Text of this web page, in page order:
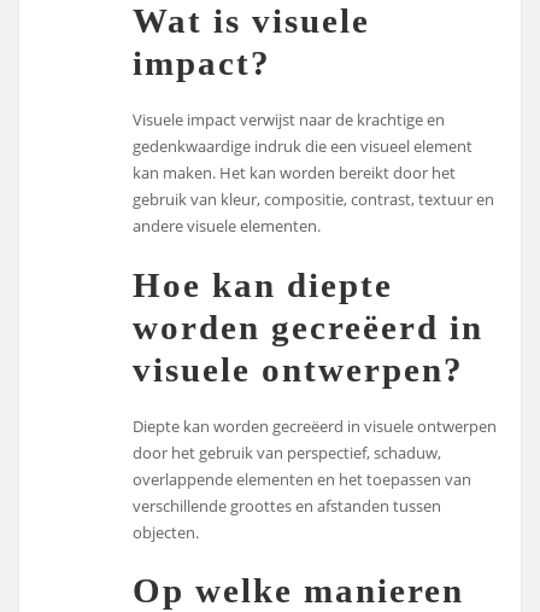
Wat is visuele
impact?
Visuele impact verwijst naar de krachtige en
gedenkwaardige indruk die een visueel element
kan maken. Het kan worden bereikt door het
gebruik van kleur, compositie, contrast, textuur en
andere visuele elementen.
Hoe kan diepte
worden gecreëerd in
visuele ontwerpen?
Diepte kan worden gecreëerd in visuele ontwerpen
door het gebruik van perspectief, schaduw,
overlappende elementen en het toepassen van
verschillende groottes en afstanden tussen
objecten.
Op welke manieren